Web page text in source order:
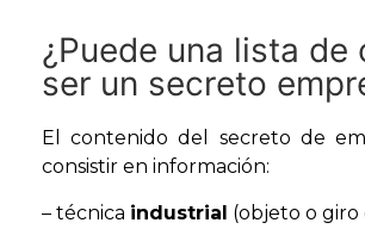
¿Puede una lista de
ser un secreto
El contenido del secreto de
consistir en información:
– técnica industrial (objeto o giro